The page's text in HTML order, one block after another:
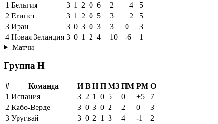
1 Бельгия 3 1 2 0 6 2 +4
5
2 Египет 3 1 2 0 5 3 +2
5
3 Иран 3 0 3 0 3 3 0
3
4 Новая Зеландия 3 0 1 2 4 10 -6
1
Матчи
Группа H
# Команда И В Н П МЗ ПМ РМ О
1 Испания 3 2 1 0 5 0 +5
7
2 Кабо-Верде 3 0 3 0 2 2 0
3
3 Уругвай 3 0 2 1 3 4 -1
2